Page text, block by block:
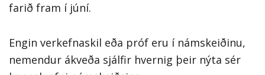
farið fram í júní.
Engin verkefnaskil eða próf eru í námskeiðinu,
nemendur ákveða sjálfir hvernig þeir nýta sér